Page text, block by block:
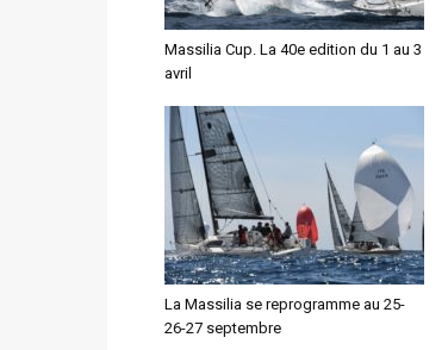
Massilia Cup. La 40e edition du 1 au 3
avril
La Massilia se reprogramme au 25-
26-27 septembre